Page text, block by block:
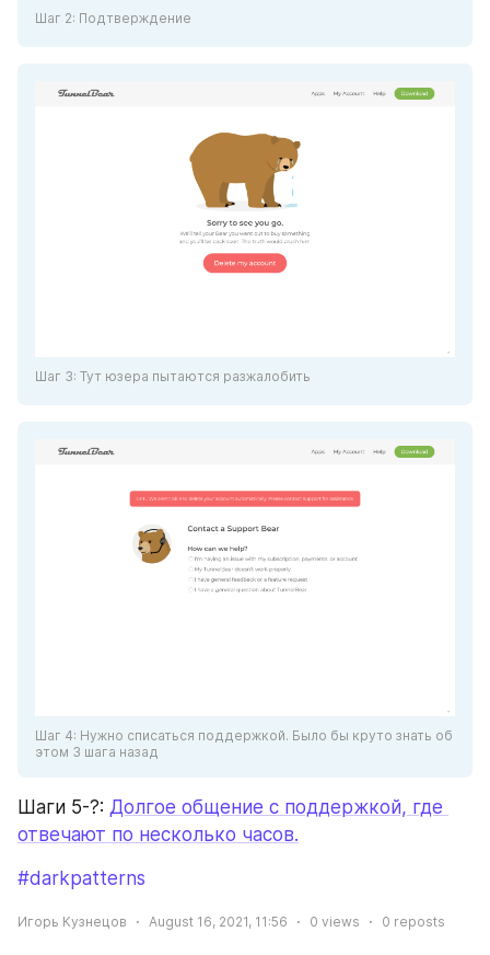
Шаг 2: Подтверждение
Шаг 3: Тут юзера пытаются разжалобить
Шаг 4: Нужно списаться поддержкой. Было бы круто знать об
этом 3 шага назад
Шаги 5-?: Долгое общение с поддержкой, где
отвечают по несколько часов.
#darkpatterns
Игорь Кузнецов August 16, 2021, 11:56 0 views 0 reposts